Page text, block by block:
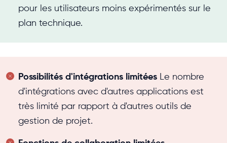
pour les utilisateurs moins expérimentés sur le
plan technique.
Possibilités d'intégrations limitées Le nombre
d'intégrations avec d'autres applications est
très limité par rapport à d'autres outils de
gestion de projet.